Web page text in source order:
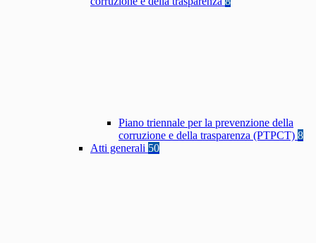
Piano triennale per la prevenzione della
corruzione e della trasparenza (PTPCT) 8
Atti generali 50